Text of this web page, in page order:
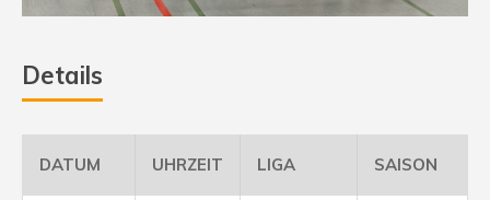
Details
DATUM UHRZEIT LIGA SAISON